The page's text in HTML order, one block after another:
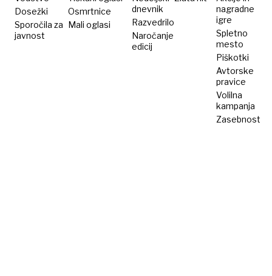
Dosežki
Sporočila za
javnost
Osmrtnice
Mali oglasi
dnevnik
Razvedrilo
Naročanje
edicij
nagradne
igre
Spletno
mesto
Piškotki
Avtorske
pravice
Volilna
kampanja
Zasebnost